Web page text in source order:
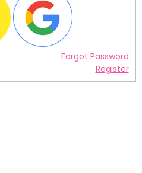
Forgot Password
Register